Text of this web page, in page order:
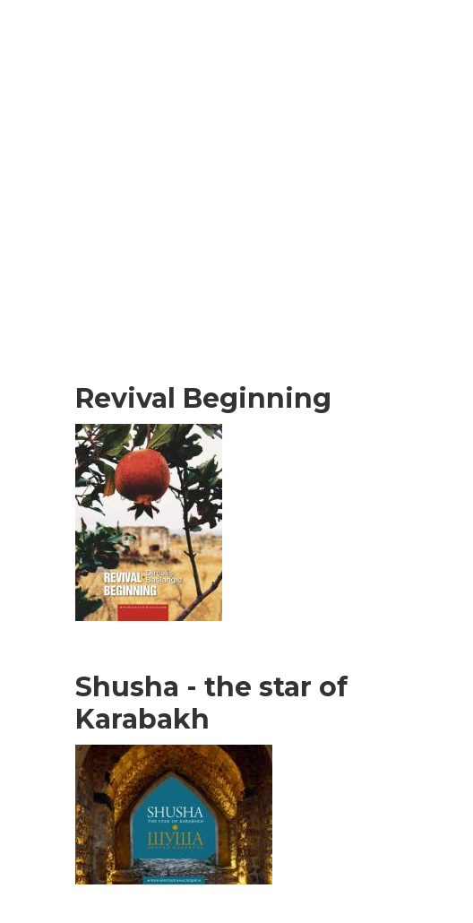
Revival Beginning
Shusha - the star of
Karabakh